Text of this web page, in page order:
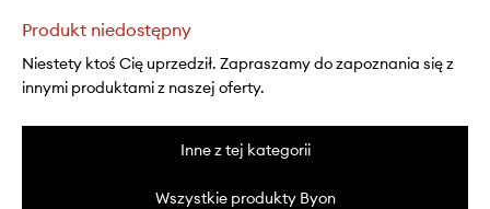
Produkt niedostępny
Niestety ktoś Cię uprzedził. Zapraszamy do zapoznania się z
innymi produktami z naszej oferty.
Inne z tej kategorii
Wszystkie produkty Byon